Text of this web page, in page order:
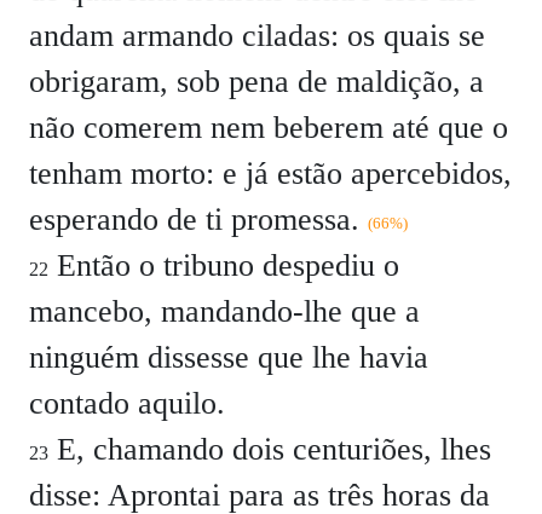
andam armando ciladas: os quais se
obrigaram, sob pena de maldição, a
não comerem nem beberem até que o
tenham morto: e já estão apercebidos,
esperando de ti promessa. (66%)
22 Então o tribuno despediu o
mancebo, mandando-lhe que a
ninguém dissesse que lhe havia
contado aquilo.
23 E, chamando dois centuriões, lhes
disse: Aprontai para as três horas da